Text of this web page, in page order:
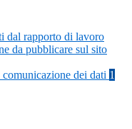
dal rapporto di lavoro
da pubblicare sul sito
dei dati 1